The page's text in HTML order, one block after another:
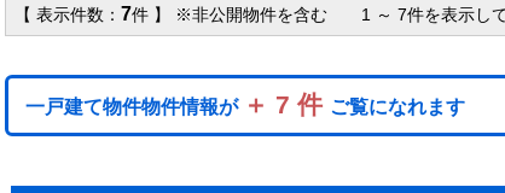
【 表示件数： 7件 】 ※非公開物件を含む 1 ～ 7件を表示し
一戸建て物件物件情報が ＋ 7 件 ご覧になれます